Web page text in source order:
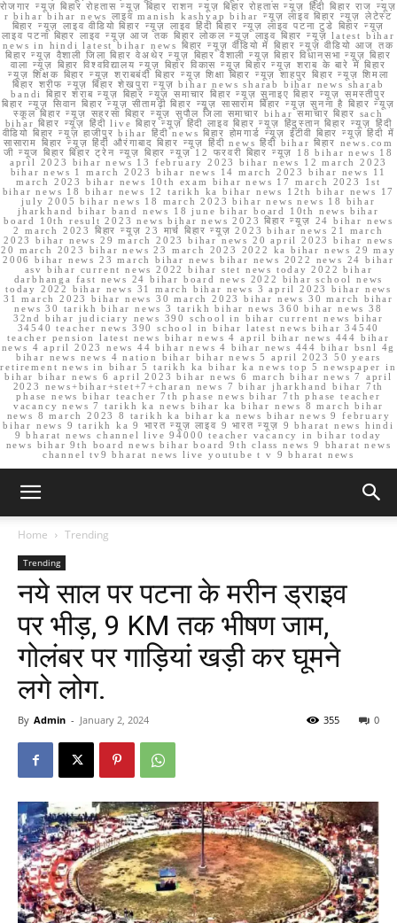
रोजगार न्यूज़ बिहार रोहतास न्यूज़ बिहार राशन न्यूज़ बिहार रोहतास न्यूज़ हिंदी बिहार राज न्यूज़
r bihar bihar news लाइव manish kashyap bihar न्यूज़ लाइव बिहार न्यूज़ लेटेस्ट
बिहार न्यूज़ लाइव वीडियो बिहार न्यूज़ लाइव हिंदी बिहार न्यूज़ लाइव पटना टुडे बिहार न्यूज़
लाइव पटना बिहार लाइव न्यूज़ आज तक बिहार लोकल न्यूज़ लाइव बिहार न्यूज़ latest bihar
news in hindi latest bihar news बिहार न्यूज़ वीडियो में बिहार न्यूज़ वीडियो आज तक
बिहार न्यूज़ वैशाली जिला बिहार वेअथेर न्यूज़ बिहार वैशाली न्यूज़ बिहार विधानसभा न्यूज़ बिहार
वाला न्यूज़ बिहार विश्वविद्यालय न्यूज़ बिहार विकास न्यूज़ बिहार न्यूज़ शराब के बारे में बिहार
न्यूज़ शिक्षक बिहार न्यूज़ शराबबंदी बिहार न्यूज़ शिक्षा बिहार न्यूज़ शाहपुर बिहार न्यूज़ शिमला
बिहार शरीफ न्यूज़ बिहार शेखपुरा न्यूज़ bihar news sharab bihar news sharab
bandi बिहार शराब न्यूज़ बिहार न्यूज़ समाचार बिहार न्यूज़ सुनाइए बिहार न्यूज़ समस्तीपुर
बिहार न्यूज़ सिवान बिहार न्यूज़ सीतामढ़ी बिहार न्यूज़ सासाराम बिहार न्यूज़ सुनना है बिहार न्यूज़
स्कूल बिहार न्यूज़ सहरसा बिहार न्यूज़ सुपौल जिला समाचार bihar समाचार बिहार sach
bihar बिहार न्यूज़ हिंदी live बिहार न्यूज़ हिंदी लाइव बिहार न्यूज़ हिंदुस्तान बिहार न्यूज़ हिंदी
वीडियो बिहार न्यूज़ हाजीपुर bihar हिंदी news बिहार होमगार्ड न्यूज़ ईटीवी बिहार न्यूज़ हिंदी में
सासाराम बिहार न्यूज़ हिंदी औरंगाबाद बिहार न्यूज़ हिंदी news हिंदी bihar बिहार news.com
जी न्यूज बिहार बिहार ट्रेन न्यूज़ बिहार न्यूज़ 12 फरवरी बिहार न्यूज़ 18 bihar news 18
april 2023 bihar news 13 february 2023 bihar news 12 march 2023
bihar news 1 march 2023 bihar news 14 march 2023 bihar news 11
march 2023 bihar news 10th exam bihar news 17 march 2023 1st
bihar news 18 bihar news 12 tarikh ka bihar news 12th bihar news 17
july 2005 bihar news 18 march 2023 bihar news news 18 bihar
jharkhand bihar band news 18 june bihar board 10th news bihar
board 10th result 2023 news bihar news 2023 बिहार न्यूज़ 24 bihar news
2 march 2023 बिहार न्यूज़ 23 मार्च बिहार न्यूज़ 2023 bihar news 21 march
2023 bihar news 29 march 2023 bihar news 20 april 2023 bihar news
20 march 2023 bihar news 23 march 2023 2022 ka bihar news 29 may
2006 bihar news 23 march bihar news bihar news 2022 news 24 bihar
asv bihar current news 2022 bihar stet news today 2022 bihar
darbhanga fast news 24 bihar board news 2022 bihar school news
today 2022 bihar news 31 march bihar news 3 april 2023 bihar news
31 march 2023 bihar news 30 march 2023 bihar news 30 march bihar
news 30 tarikh bihar news 3 tarikh bihar news 360 bihar news 38
32nd bihar judiciary news 390 school in bihar current news bihar
34540 teacher news 390 school in bihar latest news bihar 34540
teacher pension latest news bihar news 4 april bihar news 444 bihar
news 4 april 2023 news 44 bihar news 4 bihar news 444 bihar bsnl 4g
bihar news news 4 nation bihar bihar news 5 april 2023 50 years
retirement news in bihar 5 tarikh ka bihar ka news top 5 newspaper in
bihar bihar news 6 april 2023 bihar news 6 march bihar news 7 april
2023 news+bihar+stet+7+charan news 7 bihar jharkhand bihar 7th
phase news bihar teacher 7th phase news bihar 7th phase teacher
vacancy news 7 tarikh ka news bihar ka bihar news 8 march bihar
news 8 march 2023 8 tarikh ka bihar ka news bihar news 9 february
bihar news 9 tarikh ka 9 भारत न्यूज़ लाइव 9 भारत न्यूज़ 9 bharat news hindi
9 bharat news channel live 94000 teacher vacancy in bihar today
news bihar 9th board news bihar board 9th class news 9 bharat news
channel tv9 bharat news live youtube t v 9 bharat news
Home Trending
Trending
नये साल पर पटना के मरीन ड्राइव
पर भीड़, 9 KM तक भीषण जाम,
गोलंबर पर गाड़ियां खड़ी कर घूमने
लगे लोग.
By Admin - January 2, 2024 0
355